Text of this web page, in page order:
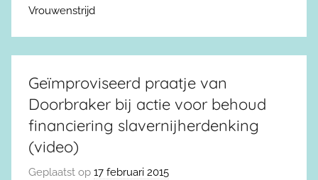
Vrouwenstrijd
Geïmproviseerd praatje van
Doorbraker bij actie voor behoud
financiering slavernijherdenking
(video)
Geplaatst op 17 februari 2015